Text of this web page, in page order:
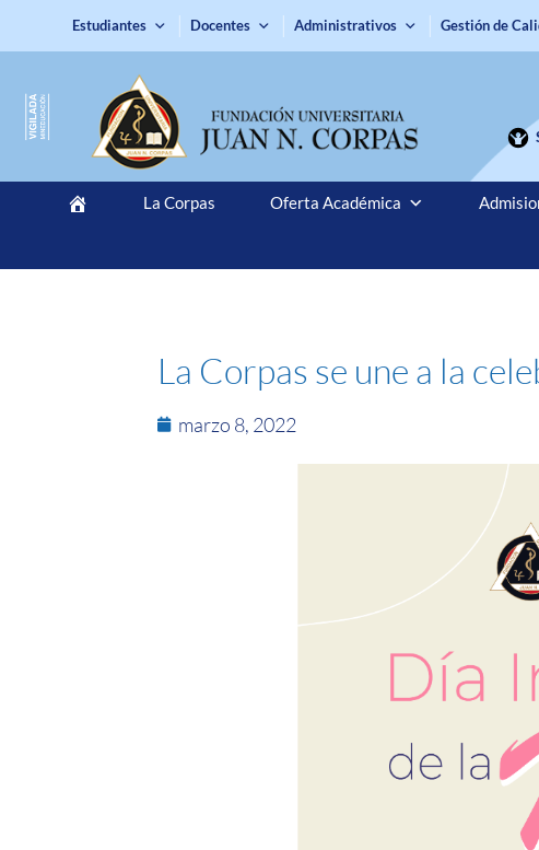
Estudiantes Docentes Administrativos Gestión de
La Corpas Oferta Académica
La Corpas se une a la
marzo 8, 2022